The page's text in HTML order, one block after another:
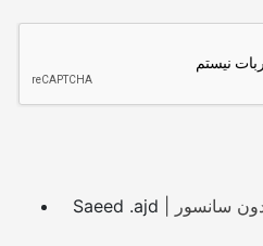
Saeed .ajd
سانسور |